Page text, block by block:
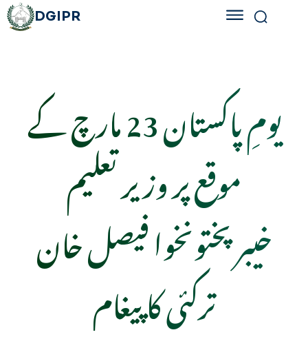
DGIPR
یومِ پاکستان 23 مارچ کے
موقع پر وزیر تعلیم
خیبرپختونخوا فیصل خان
ترکئی کا پیغام